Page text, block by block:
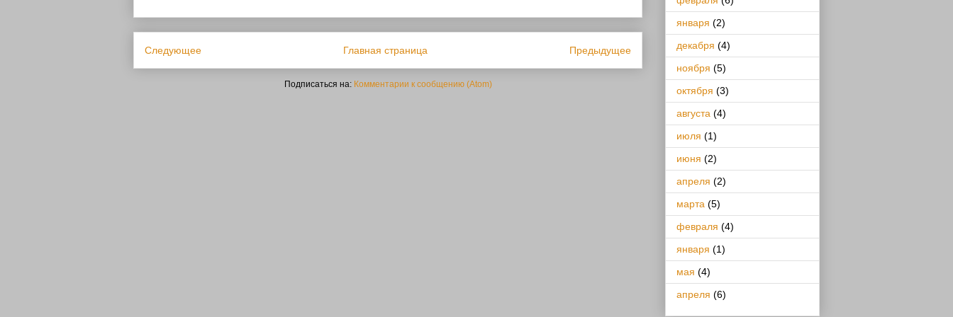
Следующее Предыдущее
Главная страница
Подписаться на: Комментарии к сообщению (Atom)
января (2)
декабря (4)
ноября (5)
октября (3)
августа (4)
июля (1)
июня (2)
апреля (2)
марта (5)
февраля (4)
января (1)
мая (4)
апреля (6)